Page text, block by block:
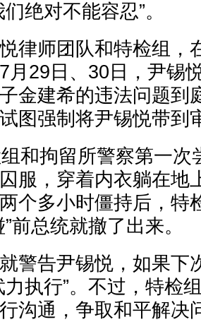
绝对不能容忍”。
律师团队和特检组，
月29日、30日，尹锡
金建希的违法问题到
图强制将尹锡悦带到
和拘留所警察第一次
服，穿着内衣躺在地
个多小时僵持后，特
前总统就撤了出来。
警告尹锡悦，如果下
力执行”。不过，特检
沟通，争取和平解决